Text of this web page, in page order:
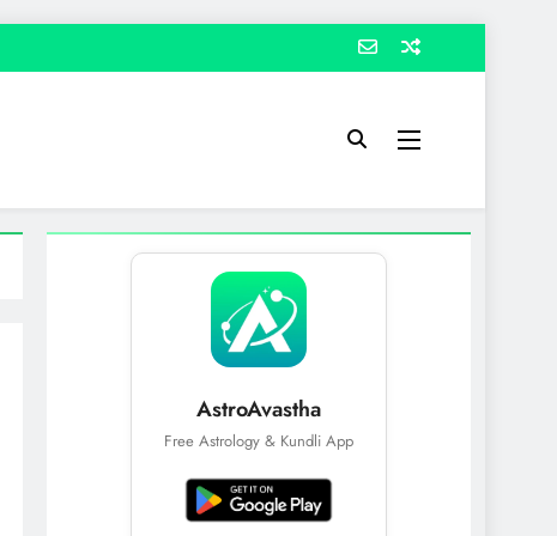
AstroAvastha
Free Astrology & Kundli App